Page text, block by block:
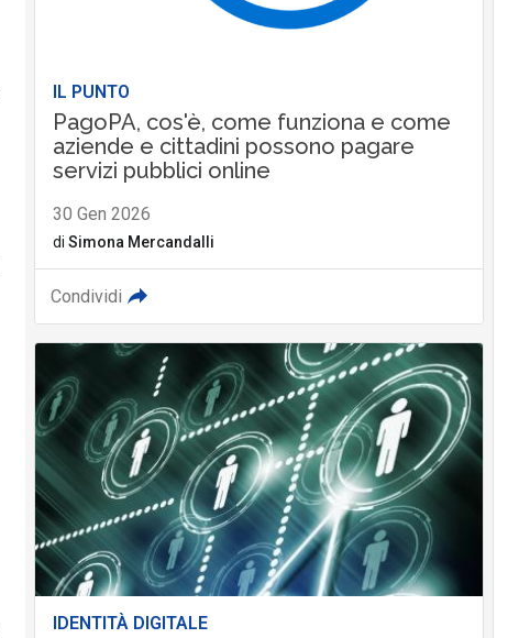
IL PUNTO
PagoPA, cos'è, come funziona e come
aziende e cittadini possono pagare
servizi pubblici online
30 Gen 2026
di Simona Mercandalli
Condividi
IDENTITÀ DIGITALE